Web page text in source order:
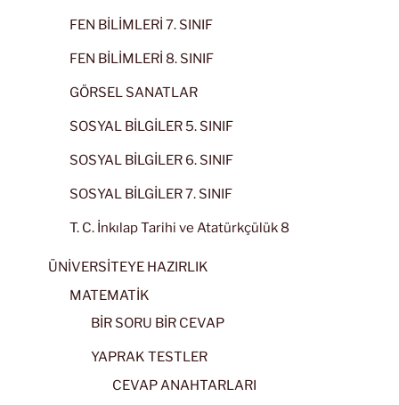
FEN BİLİMLERİ 7. SINIF
FEN BİLİMLERİ 8. SINIF
GÖRSEL SANATLAR
SOSYAL BİLGİLER 5. SINIF
SOSYAL BİLGİLER 6. SINIF
SOSYAL BİLGİLER 7. SINIF
T. C. İnkılap Tarihi ve Atatürkçülük 8
ÜNİVERSİTEYE HAZIRLIK
MATEMATİK
BİR SORU BİR CEVAP
YAPRAK TESTLER
CEVAP ANAHTARLARI